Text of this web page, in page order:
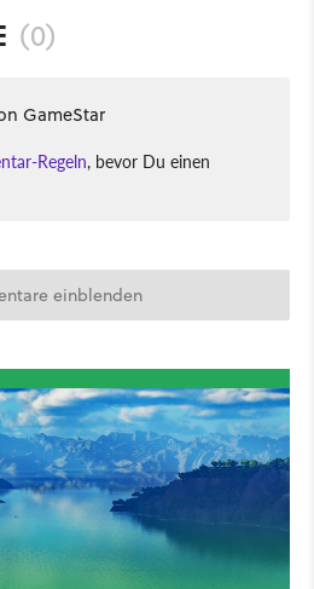
(0)
GameStar
Regeln, bevor Du einen
einblenden